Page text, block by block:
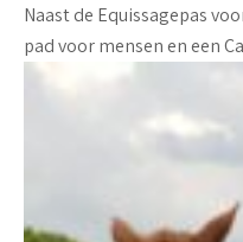
Naast de Equissagepas
pad voor mensen en een